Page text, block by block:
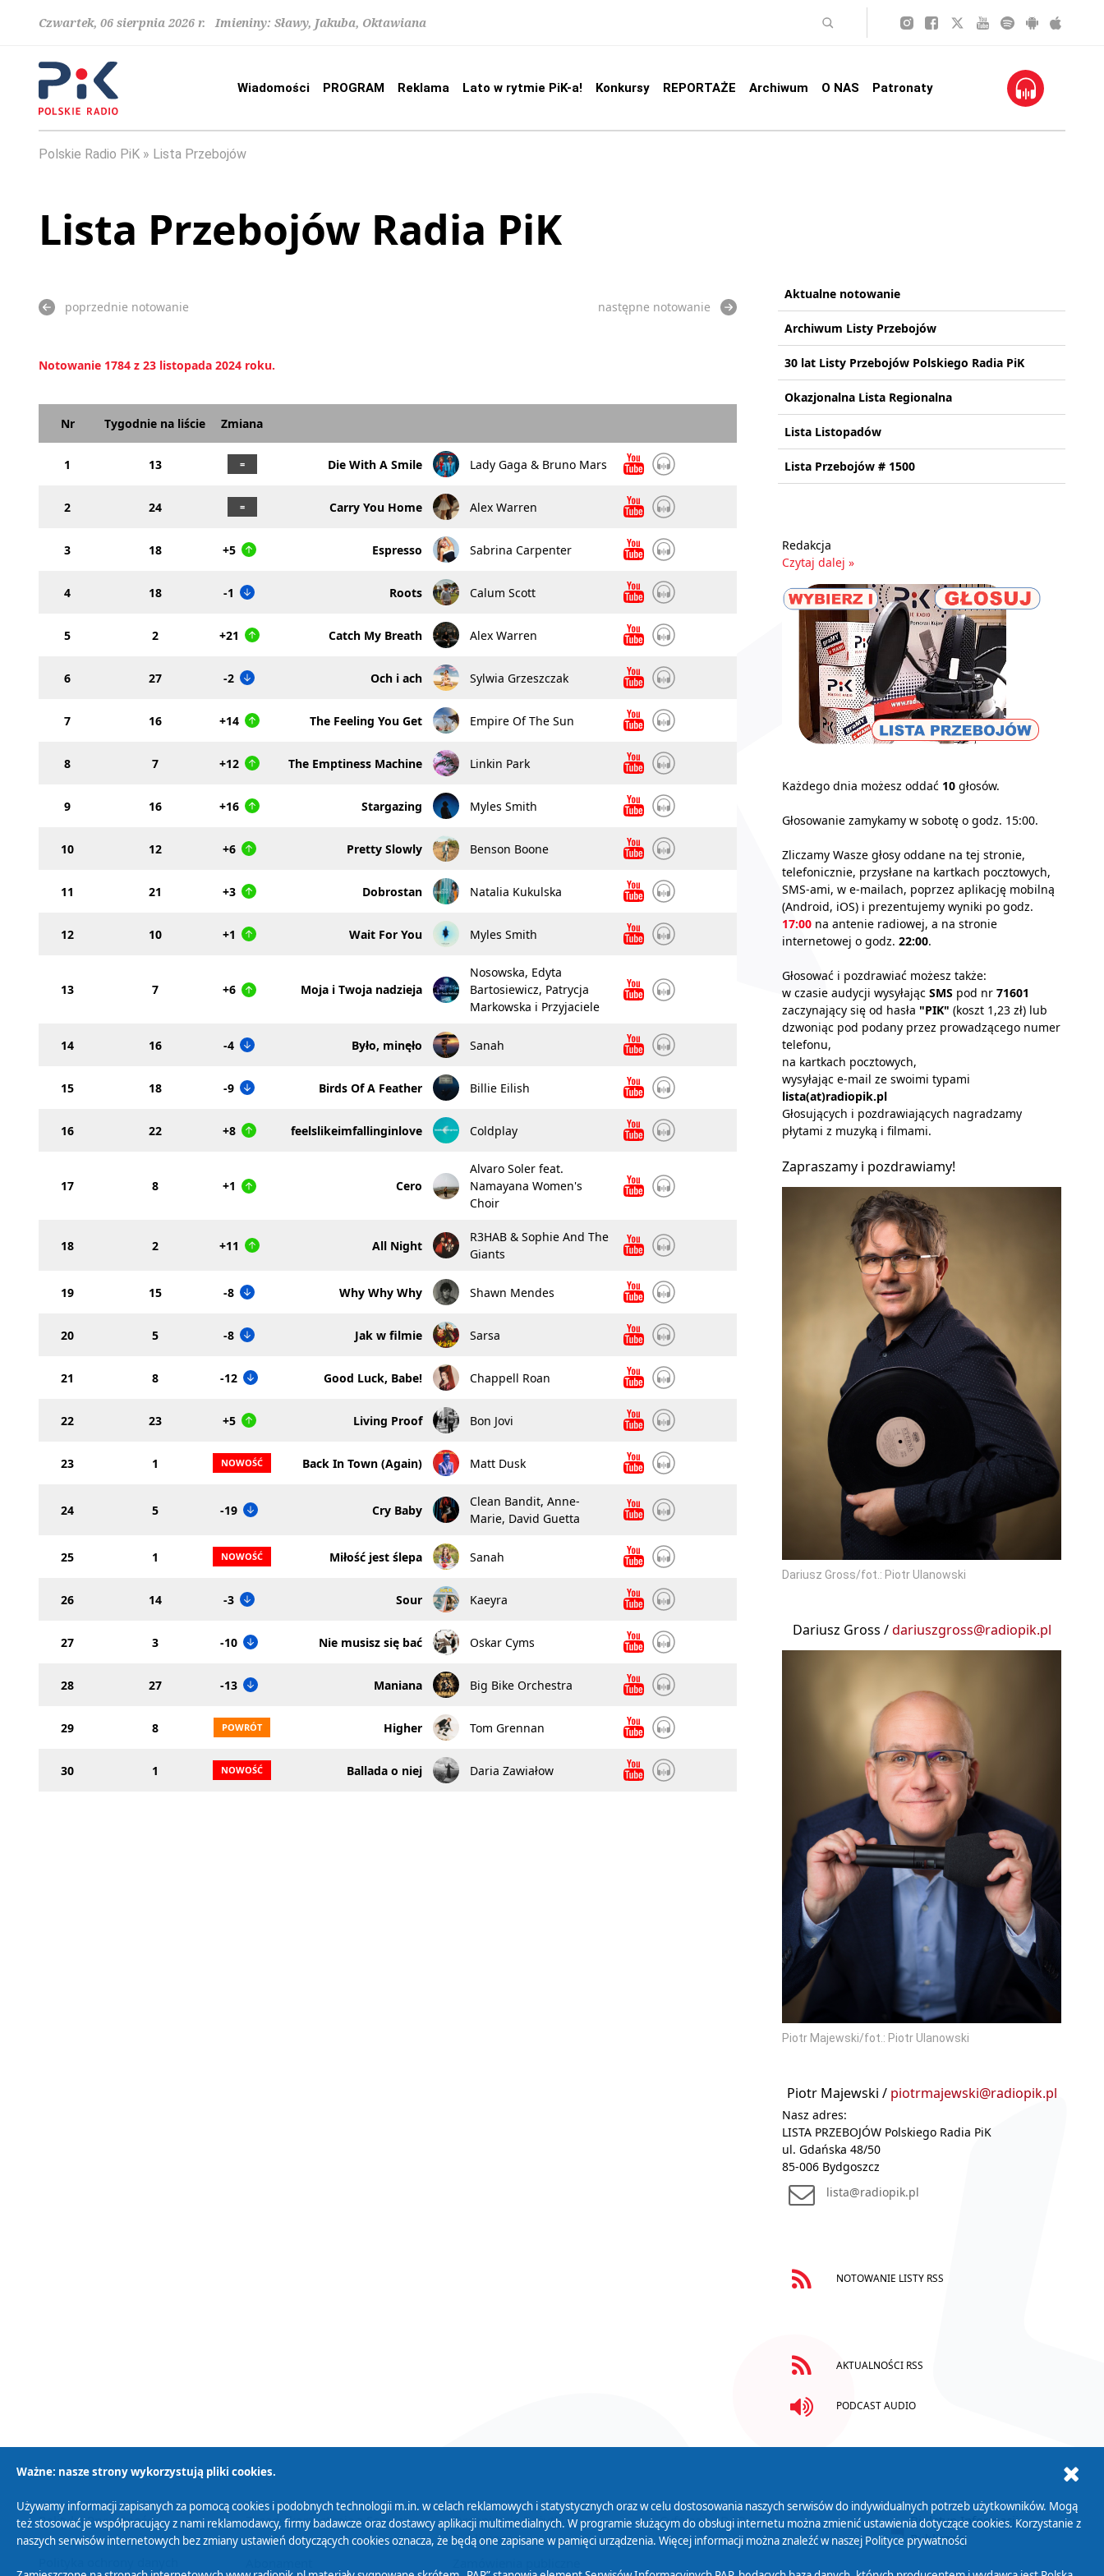
Czwartek, 06 sierpnia 2026 r. Imieniny: Sławy, Jakuba, Oktawiana
Wiadomości PROGRAM Reklama Lato w rytmie PiK-a! Konkursy REPORTAŻE Archiwum O NAS Patronaty
Polskie Radio PiK Lista Przebojów
Lista Przebojów Radia PiK
poprzednie notowanie następne notowanie
Notowanie 1784 z 23 listopada 2024 roku.
Nr Tygodnie na liście Zmiana
1 13 Die With A Smile Lady Gaga & Bruno Mars
2 24 Carry You Home Alex Warren
3 18 +5 Espresso Sabrina Carpenter
4 18 -1 Roots Calum Scott
5 2 +21 Catch My Breath Alex Warren
6 27 -2 Och i ach Sylwia Grzeszczak
7 16 +14 The Feeling You Get Empire Of The Sun
8 7 +12 The Emptiness Machine Linkin Park
9 16 +16 Stargazing Myles Smith
10 12 +6 Pretty Slowly Benson Boone
11 21 +3 Dobrostan Natalia Kukulska
12 10 +1 Wait For You Myles Smith
13 7 +6 Moja i Twoja nadzieja
Nosowska, Edyta
Bartosiewicz, Patrycja
Markowska i Przyjaciele
14 16 -4 Było, minęło Sanah
15 18 -9 Birds Of A Feather Billie Eilish
16 22 +8 feelslikeimfallinginlove Coldplay
17 8 +1 Cero
Alvaro Soler feat.
Namayana Women's
Choir
18 2 +11 All Night
R3HAB & Sophie And The
Giants
19 15 -8 Why Why Why Shawn Mendes
20 5 -8 Jak w filmie Sarsa
21 8 -12 Good Luck, Babe! Chappell Roan
22 23 +5 Living Proof Bon Jovi
23 1 Back In Town (Again) Matt Dusk
24 5 -19 Cry Baby
Clean Bandit, Anne-
Marie, David Guetta
25 1 Miłość jest ślepa Sanah
26 14 -3 Sour Kaeyra
27 3 -10 Nie musisz się bać Oskar Cyms
28 27 -13 Maniana Big Bike Orchestra
29 8 Higher Tom Grennan
30 1 Ballada o niej Daria Zawiałow
Aktualne notowanie
Archiwum Listy Przebojów
30 lat Listy Przebojów Polskiego Radia PiK
Okazjonalna Lista Regionalna
Lista Listopadów
Lista Przebojów # 1500
Redakcja
Czytaj dalej »
Każdego dnia możesz oddać 10 głosów.
Głosowanie zamykamy w sobotę o godz. 15:00.
Zliczamy Wasze głosy oddane na tej stronie,
telefonicznie, przysłane na kartkach pocztowych,
SMS-ami, w e-mailach, poprzez aplikację mobilną
(Android, iOS) i prezentujemy wyniki po godz.
17:00 na antenie radiowej, a na stronie
internetowej o godz. 22:00.
Głosować i pozdrawiać możesz także:
w czasie audycji wysyłając SMS pod nr 71601
zaczynający się od hasła "PIK" (koszt 1,23 zł) lub
dzwoniąc pod podany przez prowadzącego numer
telefonu,
na kartkach pocztowych,
wysyłając e-mail ze swoimi typami
lista(at)radiopik.pl
Głosujących i pozdrawiających nagradzamy
płytami z muzyką i filmami.
Zapraszamy i pozdrawiamy!
Dariusz Gross/fot.: Piotr Ulanowski
Dariusz Gross /dariuszgross@radiopik.pl
Piotr Majewski/fot.: Piotr Ulanowski
Piotr Majewski / piotrmajewski@radiopik.pl
Nasz adres:
LISTA PRZEBOJÓW Polskiego Radia PiK
ul. Gdańska 48/50
85-006 Bydgoszcz
lista@radiopik.pl
NOTOWANIE LISTY RSS
AKTUALNOŚCI RSS
PODCAST AUDIO
Polityka Prywatności Zasady korzystania z Serwisu
Organizacje Pożytku
Publicznego
Cyfryzacja DAB+
Biuletyn Informacji
Publicznej
Ważne: nasze strony wykorzystują pliki cookies.
Używamy informacji zapisanych za pomocą cookies i podobnych technologii m.in. w celach reklamowych i statystycznych oraz w celu dostosowania naszych serwisów do indywidualnych potrzeb użytkowników. Mogą
też stosować je współpracujący z nami reklamodawcy, firmy badawcze oraz dostawcy aplikacji multimedialnych. W programie służącym do obsługi internetu można zmienić ustawienia dotyczące cookies. Korzystanie z
naszych serwisów internetowych bez zmiany ustawień dotyczących cookies oznacza, że będą one zapisane w pamięci urządzenia. Więcej informacji można znaleźć w naszej Polityce prywatności